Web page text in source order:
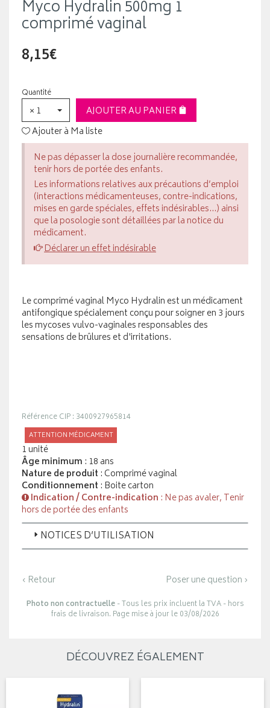
Myco Hydralin 500mg 1
comprimé vaginal
8,15€
Quantité
× 1
AJOUTER AU PANIER
Ajouter à Ma liste
Ne pas dépasser la dose journalière recommandée,
tenir hors de portée des enfants.
Les informations relatives aux précautions d’emploi
(interactions médicamenteuses, contre-indications,
mises en garde spéciales, effets indésirables...) ainsi
que la posologie sont détaillées par la notice du
médicament.
Déclarer un effet indésirable
Le comprimé vaginal Myco Hydralin est un médicament
antifongique spécialement conçu pour soigner en 3 jours
les mycoses vulvo-vaginales responsables des
sensations de brûlures et d'irritations.
Référence CIP : 3400927965814
ATTENTION MÉDICAMENT
1 unité
Âge minimum : 18 ans
Nature de produit : Comprimé vaginal
Conditionnement : Boite carton
Indication / Contre-indication : Ne pas avaler, Tenir
hors de portée des enfants
NOTICES D’UTILISATION
‹ Retour Poser une question ›
Photo non contractuelle- Tous les prix incluent la TVA - hors
frais de livraison. Page mise à jour le 03/08/2026
DÉCOUVREZ ÉGALEMENT